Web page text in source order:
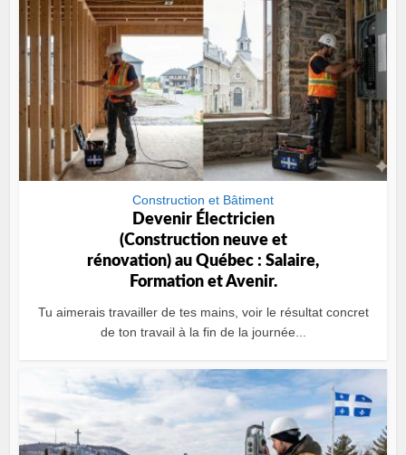
Construction et Bâtiment
Devenir Électricien
(Construction neuve et
rénovation) au Québec : Salaire,
Formation et Avenir.
Tu aimerais travailler de tes mains, voir le résultat concret
de ton travail à la fin de la journée...